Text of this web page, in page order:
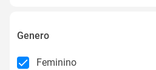
Genero
Feminino